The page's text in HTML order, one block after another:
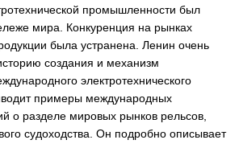
промышленности был
мира. Конкуренция на рынках
была устранена. Ленин очень
создания и механизм
электротехнического
примеры международных
о разделе мировых рынков рельсов,
судоходства. Он подробно описывает